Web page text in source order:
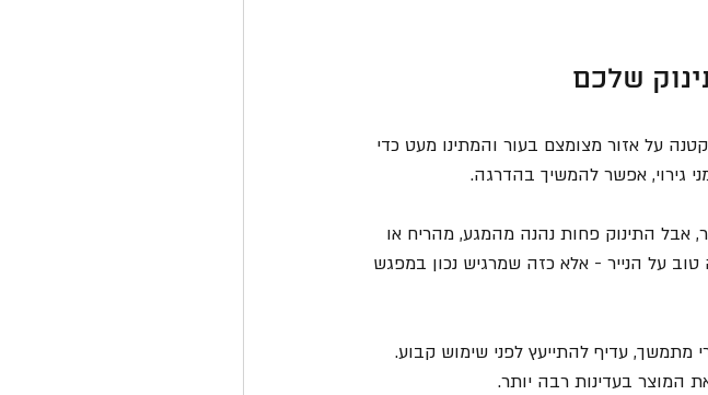
שלכם
על אזור מצומצם בעור והמתינו מעט כדי
גירוי, אפשר להמשיך בהדרגה.
אבל התינוק פחות נהנה מהמגע, מהריח או
על הנייר - אלא כזה שמרגיש נכון במפגש
מתמשך, עדיף להתייעץ לפני שימוש קבוע.
המוצר בעדינות רבה יותר.